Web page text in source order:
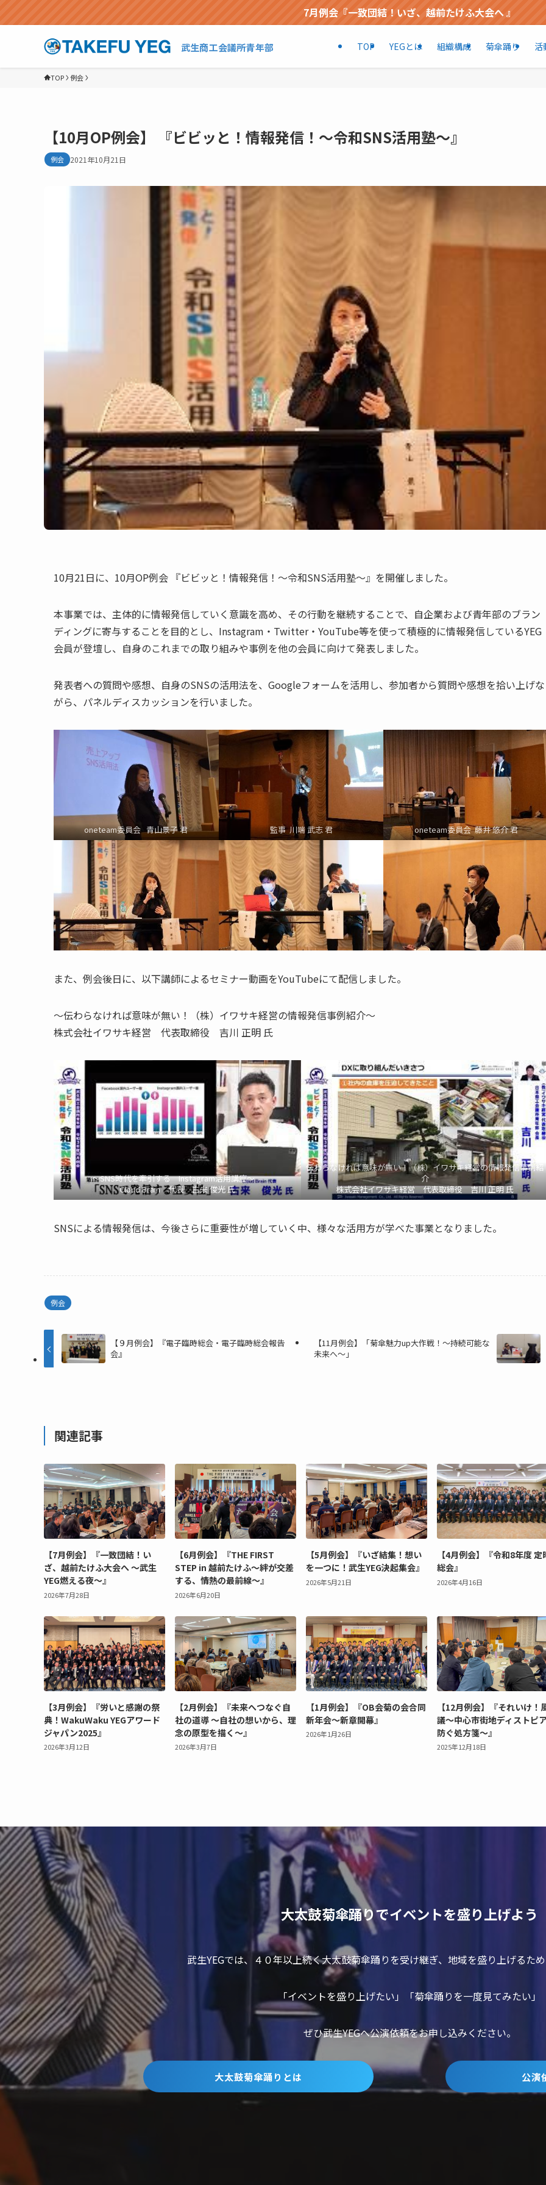
7月例会『一致団結！いざ、越前たけふ大会へ 』
武生商工会議所青年部 TOP YEGとは 組織構成 菊傘踊り 活
TOP 例会
【10月OP例会】 『ビビッと！情報発信！～令和SNS活用塾～』
例会 2021年10月21日
10月21日に、10月OP例会 『ビビッと！情報発信！～令和SNS活用塾～』を開催しました。
本事業では、主体的に情報発信していく意識を高め、その行動を継続することで、自企業および青年部のブラン
ディングに寄与することを目的とし、Instagram・Twitter・YouTube等を使って積極的に情報発信しているYEG
会員が登壇し、自身のこれまでの取り組みや事例を他の会員に向けて発表しました。
発表者への質問や感想、自身のSNSの活用法を、Googleフォームを活用し、参加者から質問や感想を拾い上げな
がら、パネルディスカッションを行いました。
oneteam委員会 青山景子 君 監事 川端 武志 君 oneteam委員会 藤井 悠介 君
また、例会後日に、以下講師によるセミナー動画をYouTubeにて配信しました。
～伝わらなければ意味が無い！（株）イワサキ経営の情報発信事例紹介～
株式会社イワサキ経営 代表取締役 吉川 正明 氏
～SNS時代を牽引する Instagram活用講座～
Cloud Brain 代表 古来 俊光 氏
伝わらなければ意味が無い！（株）イワサキ経営の情報発信事例紹
介
株式会社イワサキ経営 代表取締役 吉川 正明 氏
SNSによる情報発信は、今後さらに重要性が増していく中、様々な活用方が学べた事業となりました。
例会
【９月例会】『電子臨時総会・電子臨時総会報告
会』
【11月例会】「菊傘魅力up大作戦！～持続可能な
未来へ～」
関連記事
【7月例会】『一致団結！い
ざ、越前たけふ大会へ ～武生
YEG燃える夜～』
2026年7月28日
【6月例会】『THE FIRST
STEP in 越前たけふ～絆が交差
する、情熱の最前線〜』
2026年6月20日
【5月例会】『いざ結集！想い
を一つに！武生YEG決起集会』
2026年5月21日
【4月例会】『令和8年度 定
総会』
2026年4月16日
【3月例会】『労いと感謝の祭
典！WakuWaku YEGアワード
ジャパン2025』
2026年3月12日
【2月例会】『未来へつなぐ自
社の道導 ～自社の想いから、理
念の原型を描く～』
2026年3月7日
【1月例会】『OB会菊の会合同
新年会～新章開幕』
2026年1月26日
【12月例会】『それいけ！
議〜中心市街地ディストピ
防ぐ処方箋〜』
2025年12月18日
大太鼓菊傘踊りでイベントを盛り上げよう
武生YEGでは、４０年以上続く大太鼓菊傘踊りを受け継ぎ、地域を盛り上げるた
「イベントを盛り上げたい」「菊傘踊りを一度見てみたい」
ぜひ武生YEGへ公演依頼をお申し込みください。
大太鼓菊傘踊りとは 公演